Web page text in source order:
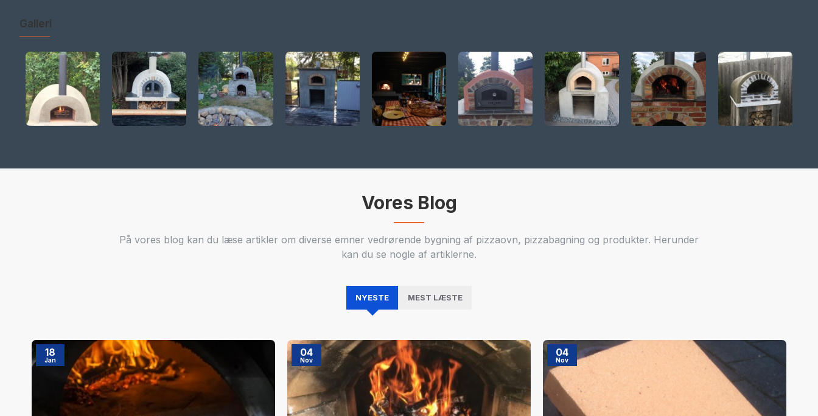
Galleri
Vores Blog
På vores blog kan du læse artikler om diverse emner vedrørende bygning af pizzaovn, pizzabagning og produkter. Herunder
kan du se nogle af artiklerne.
NYESTE MEST LÆSTE
18
Jan
04
Nov
04
Nov